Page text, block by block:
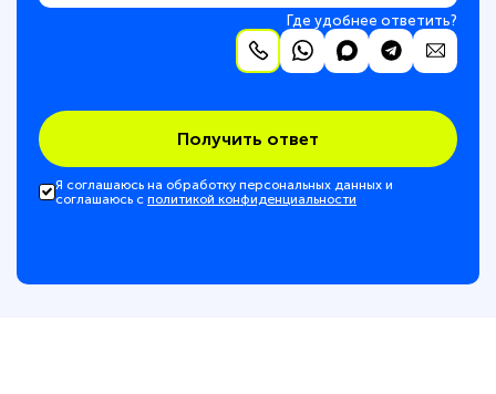
Где удобнее ответить?
Получить ответ
Я соглашаюсь на обработку персональных данных и
соглашаюсь с политикой конфиденциальности